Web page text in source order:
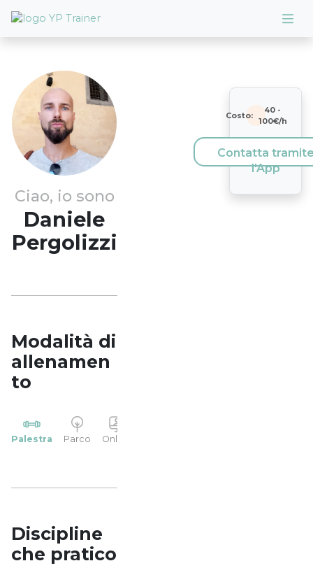
Ciao, io sono
Daniele
Pergolizzi
Modalità di
allenamen
to
Palestra Parco Online
Discipline
che pratico
Costo:
40 -
100€/h
Contatta
l'App